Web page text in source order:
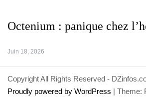
Octenium : panique chez
Juin 18, 2026
Copyright All Rights Reserved -
Proudly powered by WordPress | Theme: